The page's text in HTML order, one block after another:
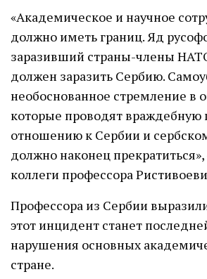
«Академическое и научное
должно иметь границ. Яд
заразивший страны-члены
должен заразить Сербию.
необоснованное стремление в
которые проводят враждебную
отношению к Сербии и
должно наконец
коллеги профессора
Профессора из Сербии
этот инцидент станет
нарушения основных
стране.